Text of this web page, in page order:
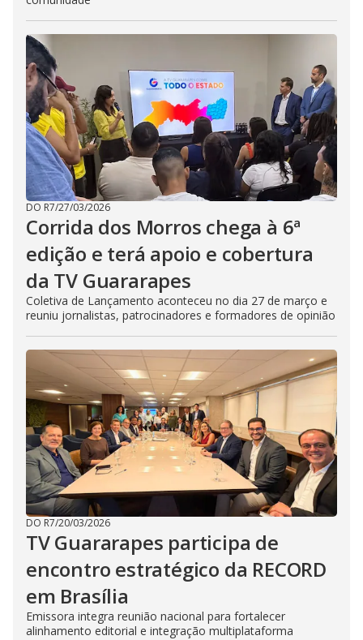
DO R7/27/03/2026
Corrida dos Morros chega à 6ª
edição e terá apoio e cobertura
da TV Guararapes
Coletiva de Lançamento aconteceu no dia 27 de março e
reuniu jornalistas, patrocinadores e formadores de opinião
DO R7/20/03/2026
TV Guararapes participa de
encontro estratégico da RECORD
em Brasília
Emissora integra reunião nacional para fortalecer
alinhamento editorial e integração multiplataforma